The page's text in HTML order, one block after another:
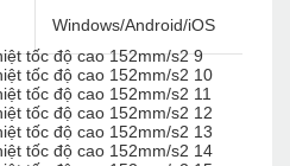
Windows/Android/iOS